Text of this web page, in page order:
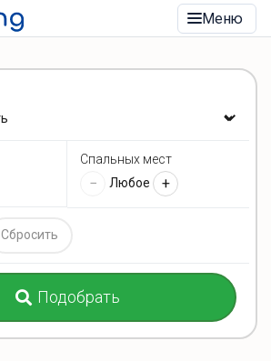
Меню
Спальных мест
− Любое +
Сбросить
Подобрать